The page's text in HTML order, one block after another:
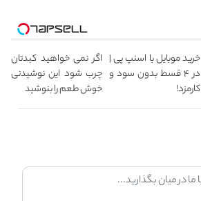
خرید موبایل با اسنپ پی |
در ۴ قسط بدون سود و
کارمزد!
اگر نمی خواهید کبدتان
چرب شود این نوشیدنی
خوش طعم را بنوشید